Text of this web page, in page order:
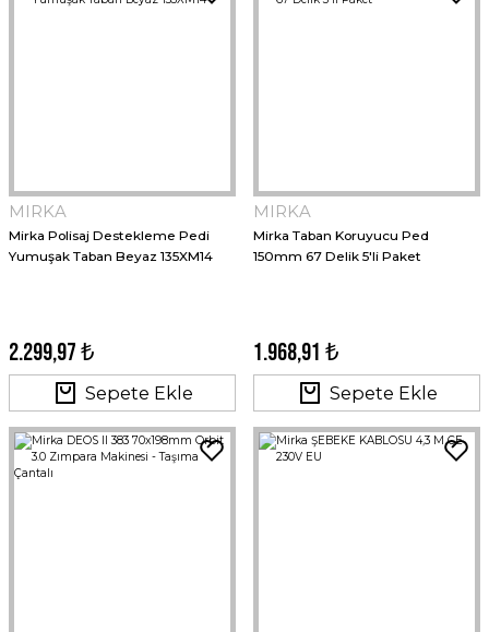
MIRKA
Mirka Polisaj Destekleme Pedi
Yumuşak Taban Beyaz 135XM14
2.299,97 ₺
Sepete Ekle
MIRKA
Mirka Taban Koruyucu Ped
150mm 67 Delik 5'li Paket
1.968,91 ₺
Sepete Ekle